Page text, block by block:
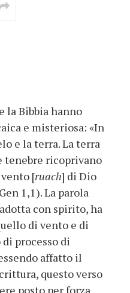
la Bibbia hanno
e misteriosa: «In
e la terra. La terra
tenebre ricoprivano
[ruach] di Dio
1,1). La parola
con spirito, ha
di vento e di
processo di
affatto il
questo verso
posto per forza